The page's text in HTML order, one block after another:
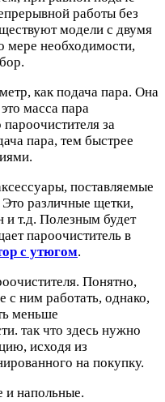
работы без
модели с двумя
мере необходимости,
как подача пара. Она
масса пара
за
пара, тем быстрее
поставляемые
Это различные щетки,
и т.д. Полезным будет
пароочиститель в
с утюгом.
Понятно,
с ним работать, однако,
меньше
так что здесь нужно
исходя из
на покупку.
и напольные.